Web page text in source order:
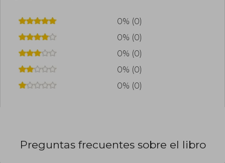
0% (0)
0% (0)
0% (0)
0% (0)
0% (0)
Preguntas frecuentes sobre el libro